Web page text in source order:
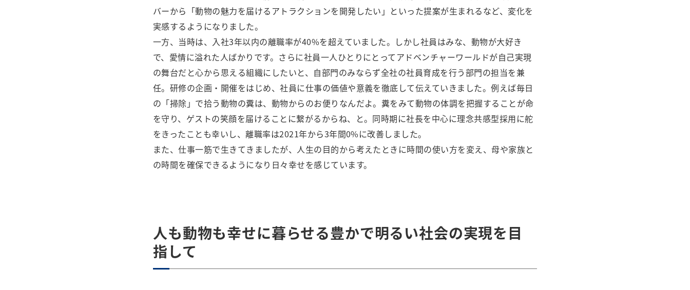
バーから「動物の魅力を届けるアトラクションを開発したい」といった提案が生まれるなど、変化を
実感するようになりました。
一方、当時は、入社3年以内の離職率が40%を超えていました。しかし社員はみな、動物が大好き
で、愛情に溢れた人ばかりです。さらに社員一人ひとりにとってアドベンチャーワールドが自己実現
の舞台だと心から思える組織にしたいと、自部門のみならず全社の社員育成を行う部門の担当を兼
任。研修の企画・開催をはじめ、社員に仕事の価値や意義を徹底して伝えていきました。例えば毎日
の「掃除」で拾う動物の糞は、動物からのお便りなんだよ。糞をみて動物の体調を把握することが命
を守り、ゲストの笑顔を届けることに繋がるからね、と。同時期に社長を中心に理念共感型採用に舵
をきったことも幸いし、離職率は2021年から3年間0%に改善しました。
また、仕事一筋で生きてきましたが、人生の目的から考えたときに時間の使い方を変え、母や家族と
の時間を確保できるようになり日々幸せを感じています。
人も動物も幸せに暮らせる豊かで明るい社会の実現を目
指して